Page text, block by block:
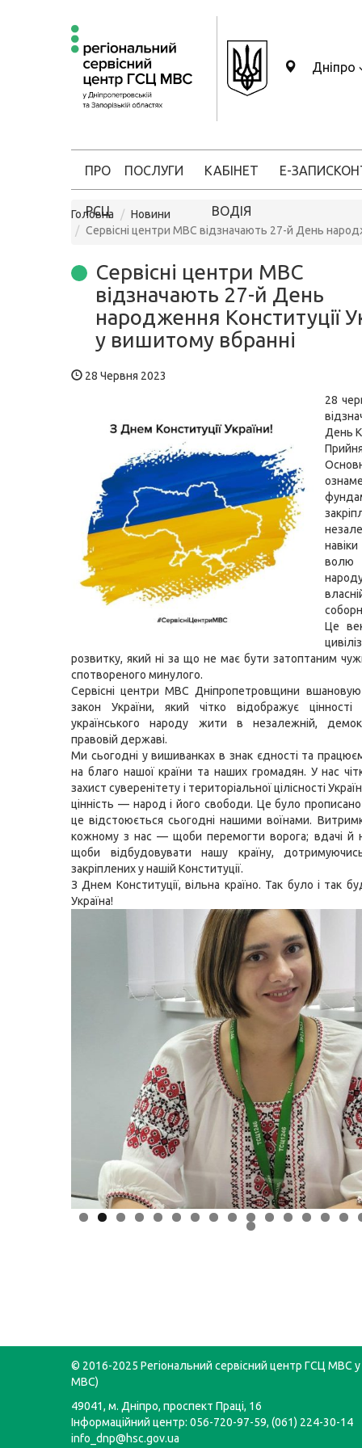
Дніпро
ПРО
РСЦ
ПОСЛУГИ КАБІНЕТ
ВОДІЯ
Е-ЗАПИС
Головна
Новини
Сервісні центри МВС відзначають 27-й День
Сервісні центри МВС
відзначають 27-й День
народження Конституції
у вишитому вбранні
28 Червня 2023
28
День
волю
Це
розвитку, який ні за що не має бути затоптаним
спотвореного минулого.
Сервісні центри МВС Дніпропетровщини
закон України, який чітко відображує
українського народу жити в незалежній,
правовій державі.
Ми сьогодні у вишиванках в знак єдності та
на благо нашої країни та наших громадян. У нас
захист суверенітету і територіальної цілісності
цінність — народ і його свободи. Це було
це відстоюється сьогодні нашими воїнами.
кожному з нас — щоби перемогти ворога; вдачі й
щоби відбудовувати нашу країну,
закріплених у нашій Конституції.
З Днем Конституції, вільна країно. Так було і так
Україна!
© 2016-2025 Регіональний сервісний центр ГСЦ МВС у
МВС)
49041, м. Дніпро, проспект Праці, 16
Інформаційний центр: 056-720-97-59, (061) 224-30-14
info_dnp@hsc.gov.ua